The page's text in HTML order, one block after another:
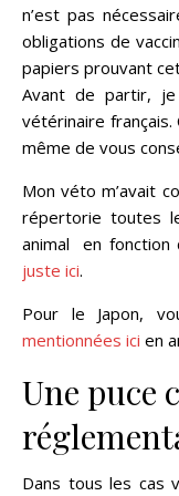
n’est pas
obligations de
papiers prouvant
Avant de partir,
vétérinaire français.
même de vous
Mon véto m’avait
répertorie toutes
animal en fonction
juste ici.
Pour le Japon,
mentionnées ici en
Une puce
Dans tous les cas